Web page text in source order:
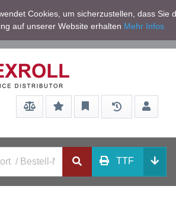
Service/Hilfe
Netto zzgl.
Mwst
TTF
Cookies, um sicherzustellen, dass Sie
auf unserer Website erhalten Mehr Infos